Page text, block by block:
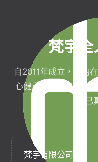
梵宇全
自2011年成立，目的
心健康，協助完成生
自己
梵宇有限公司